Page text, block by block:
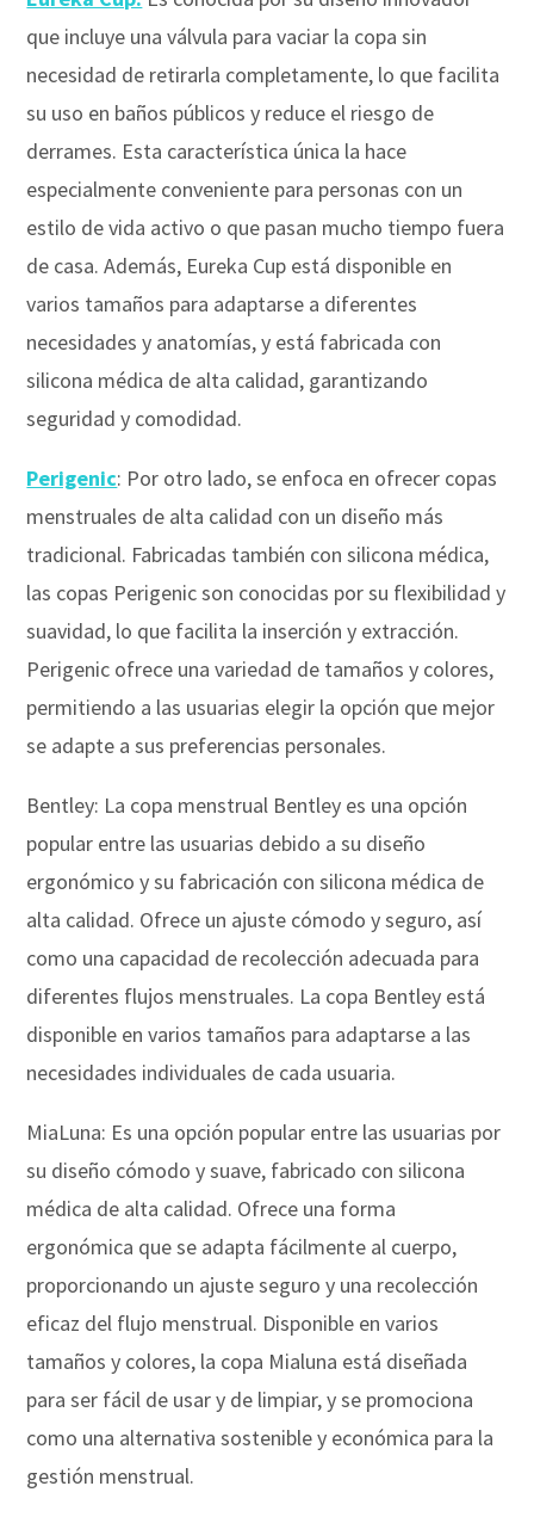
que incluye una válvula para vaciar la copa sin
necesidad de retirarla completamente, lo que facilita
su uso en baños públicos y reduce el riesgo de
derrames. Esta característica única la hace
especialmente conveniente para personas con un
estilo de vida activo o que pasan mucho tiempo fuera
de casa. Además, Eureka Cup está disponible en
varios tamaños para adaptarse a diferentes
necesidades y anatomías, y está fabricada con
silicona médica de alta calidad, garantizando
seguridad y comodidad.
Perigenic: Por otro lado, se enfoca en ofrecer copas
menstruales de alta calidad con un diseño más
tradicional. Fabricadas también con silicona médica,
las copas Perigenic son conocidas por su flexibilidad y
suavidad, lo que facilita la inserción y extracción.
Perigenic ofrece una variedad de tamaños y colores,
permitiendo a las usuarias elegir la opción que mejor
se adapte a sus preferencias personales.
Bentley: La copa menstrual Bentley es una opción
popular entre las usuarias debido a su diseño
ergonómico y su fabricación con silicona médica de
alta calidad. Ofrece un ajuste cómodo y seguro, así
como una capacidad de recolección adecuada para
diferentes flujos menstruales. La copa Bentley está
disponible en varios tamaños para adaptarse a las
necesidades individuales de cada usuaria.
MiaLuna: Es una opción popular entre las usuarias por
su diseño cómodo y suave, fabricado con silicona
médica de alta calidad. Ofrece una forma
ergonómica que se adapta fácilmente al cuerpo,
proporcionando un ajuste seguro y una recolección
eficaz del flujo menstrual. Disponible en varios
tamaños y colores, la copa Mialuna está diseñada
para ser fácil de usar y de limpiar, y se promociona
como una alternativa sostenible y económica para la
gestión menstrual.